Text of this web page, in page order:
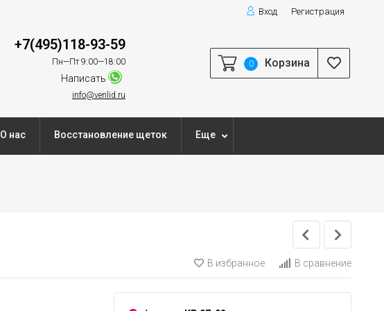
Вход Регистрация
+7(495)118-93-59
Пн—Пт 9:00—18:00
Написать
info@venlid.ru
0 Корзина
О нас Восстановление щеток Еще
В избранное В сравнение